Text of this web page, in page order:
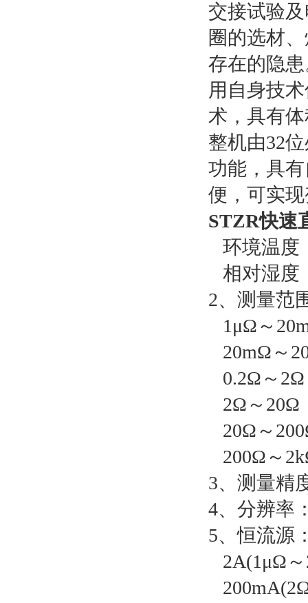
交接试验
圈的选材
存在的隐
用自身技
术，具有
整机由32
功能，具
便，可实
STZR快速
环境温
相对湿度
2、测量范
1μΩ～
20mΩ～
0.2Ω～2Ω
2Ω～20Ω
20Ω～
200Ω～
3、测量精
4、分辨率
5、恒流源
2A(1μΩ～